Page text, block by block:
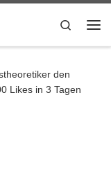
Search
den
Likes in 3 Tagen